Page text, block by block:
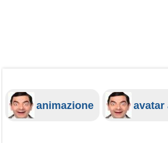
animazione avatar